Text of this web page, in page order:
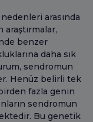
arasında
benzer
daha sık
sendromun
Henüz belirli tek
fazla genin
sendromun
Bu genetik